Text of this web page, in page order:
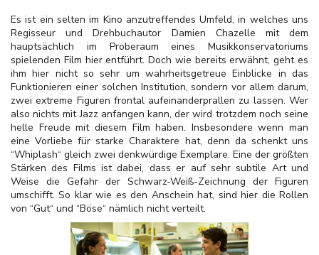
Es ist ein selten im Kino anzutreffendes Umfeld, in welches uns
Regisseur und Drehbuchautor Damien Chazelle mit dem
hauptsächlich im Proberaum eines Musikkonservatoriums
spielenden Film hier entführt. Doch wie bereits erwähnt, geht es
ihm hier nicht so sehr um wahrheitsgetreue Einblicke in das
Funktionieren einer solchen Institution, sondern vor allem darum,
zwei extreme Figuren frontal aufeinanderprallen zu lassen. Wer
also nichts mit Jazz anfangen kann, der wird trotzdem noch seine
helle Freude mit diesem Film haben. Insbesondere wenn man
eine Vorliebe für starke Charaktere hat, denn da schenkt uns
“Whiplash“ gleich zwei denkwürdige Exemplare. Eine der größten
Stärken des Films ist dabei, dass er auf sehr subtile Art und
Weise die Gefahr der Schwarz-Weiß-Zeichnung der Figuren
umschifft. So klar wie es den Anschein hat, sind hier die Rollen
von “Gut“ und “Böse“ nämlich nicht verteilt.